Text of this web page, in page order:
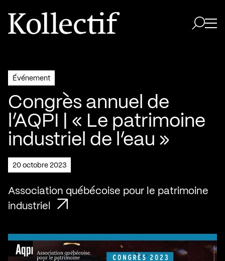
Aller à la page d'accueil
Logo Kollectif
Événement
Congrès annuel de
l’AQPI | « Le patrimoine
industriel de l’eau »
20 octobre 2023
Association québécoise pour le patrimoine
industriel